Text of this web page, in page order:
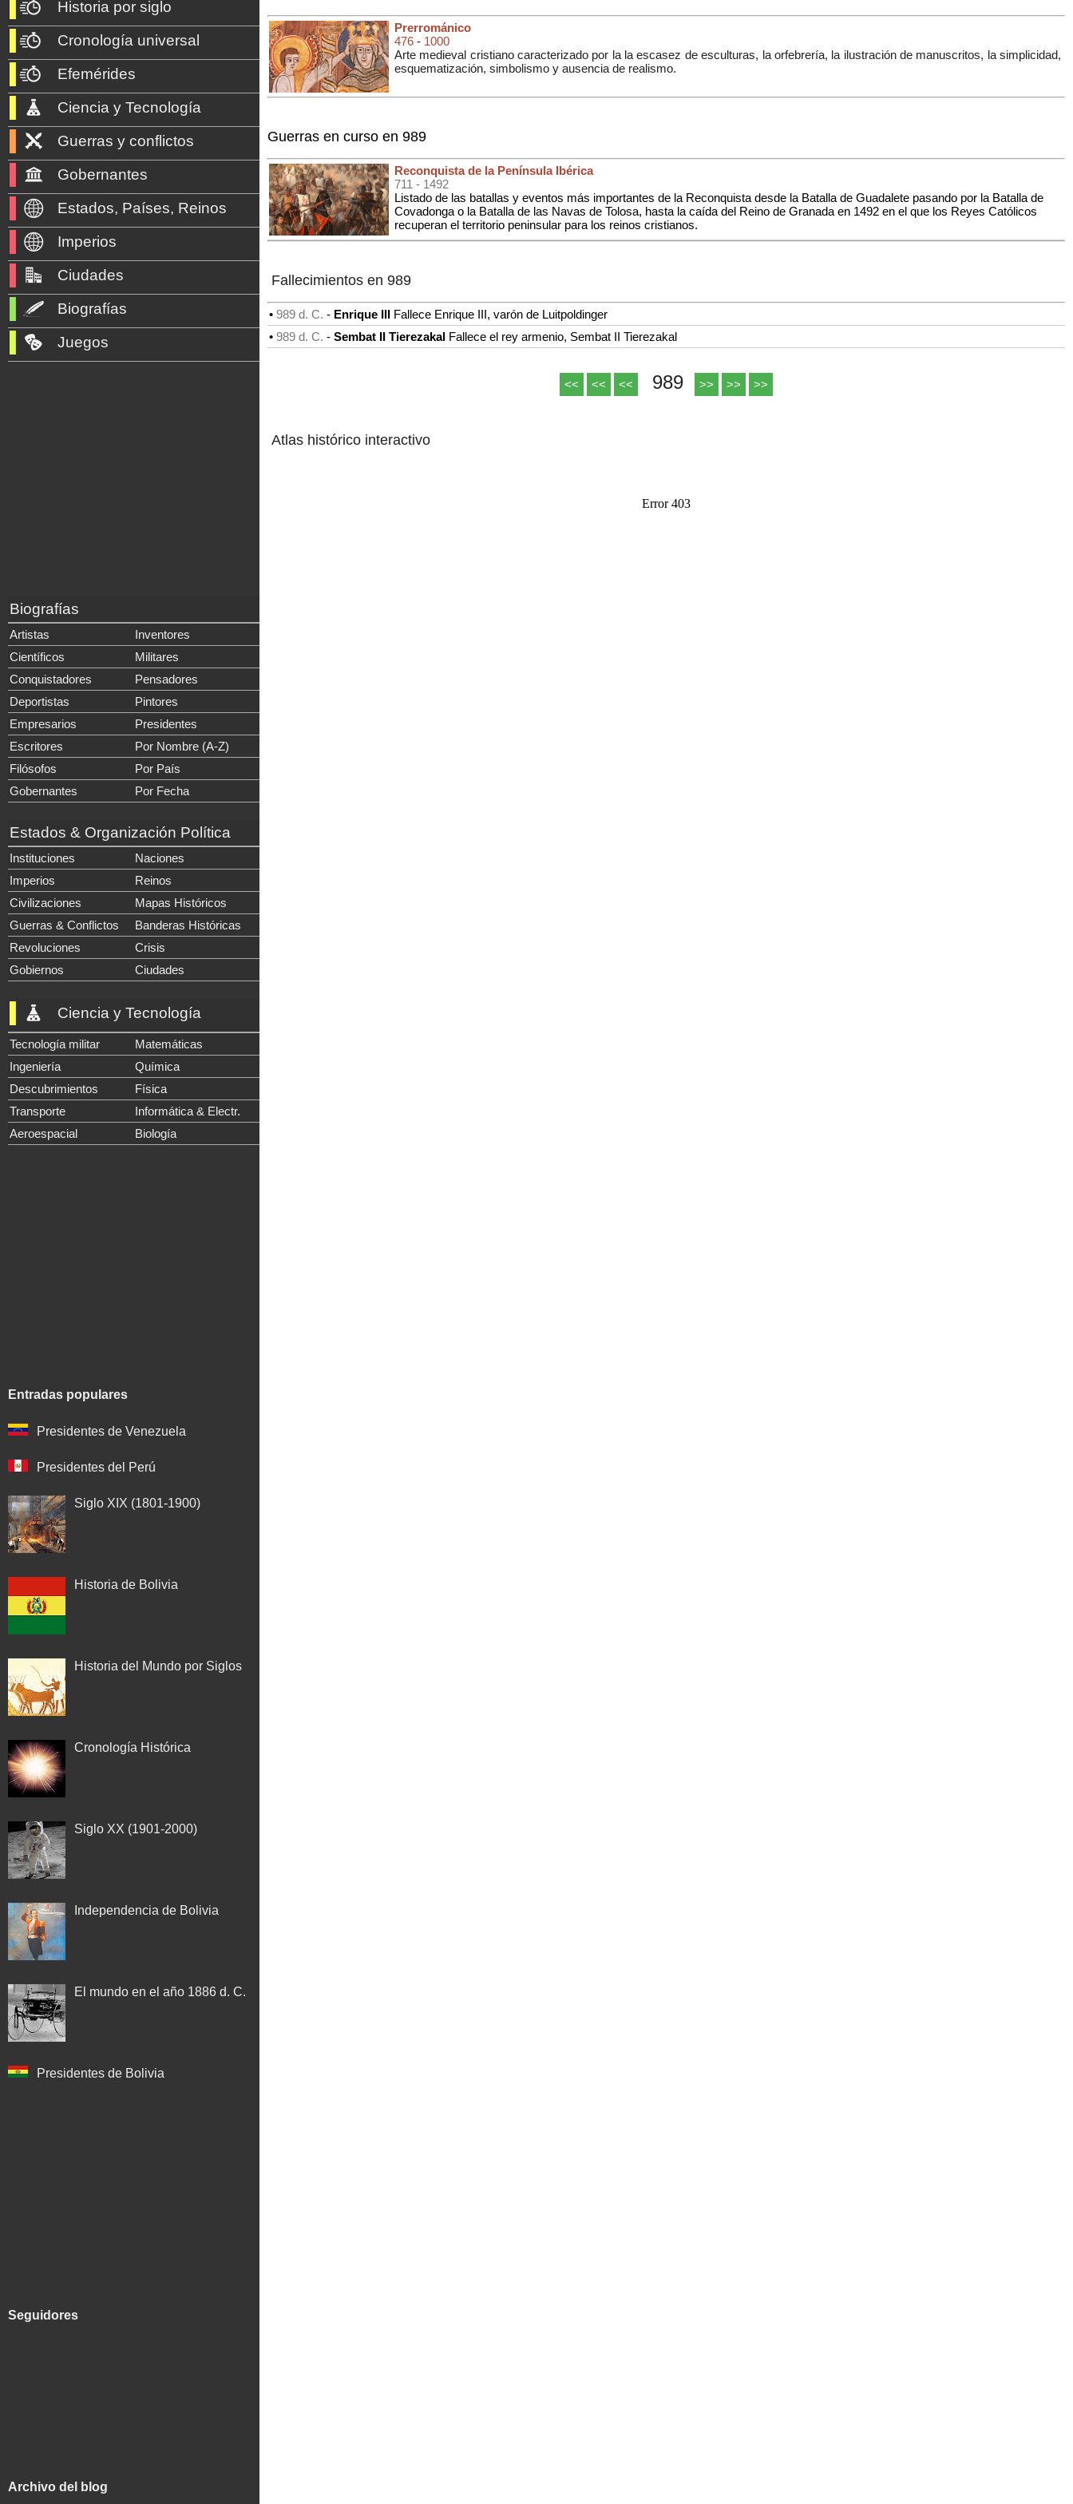
Prerrománico
476 - 1000
Arte medieval cristiano caracterizado por la la escasez de esculturas, la orfebrería, la ilustración de manuscritos, la simplicidad,
esquematización, simbolismo y ausencia de realismo.
Guerras en curso en 989
Reconquista de la Península Ibérica
711 - 1492
Listado de las batallas y eventos más importantes de la Reconquista desde la Batalla de Guadalete pasando por la Batalla de
Covadonga o la Batalla de las Navas de Tolosa, hasta la caída del Reino de Granada en 1492 en el que los Reyes Católicos
recuperan el territorio peninsular para los reinos cristianos.
Fallecimientos en 989
• 989 d. C. - Enrique III Fallece Enrique III, varón de Luitpoldinger
• 989 d. C. - Sembat II Tierezakal Fallece el rey armenio, Sembat II Tierezakal
<< << << 989 >> >> >>
Atlas histórico interactivo
Historia por siglo
Cronología universal
Efemérides
Ciencia y Tecnología
Guerras y conflictos
Gobernantes
Estados, Países, Reinos
Imperios
Ciudades
Biografías
Juegos
Biografías
Artistas
Inventores
Científicos
Militares
Conquistadores
Pensadores
Deportistas
Pintores
Empresarios
Presidentes
Escritores
Por Nombre (A-Z)
Filósofos
Por País
Gobernantes
Por Fecha
Estados & Organización Política
Instituciones
Naciones
Imperios
Reinos
Civilizaciones
Mapas Históricos
Guerras & Conflictos
Banderas Históricas
Revoluciones
Crisis
Gobiernos
Ciudades
Ciencia y Tecnología
Tecnología militar
Matemáticas
Ingeniería
Química
Descubrimientos
Física
Transporte
Informática & Electr.
Aeroespacial
Biología
Entradas populares
Presidentes de Venezuela
Presidentes del Perú
Siglo XIX (1801-1900)
Historia de Bolivia
Historia del Mundo por Siglos
Cronología Histórica
Siglo XX (1901-2000)
Independencia de Bolivia
El mundo en el año 1886 d. C.
Presidentes de Bolivia
Seguidores
Archivo del blog